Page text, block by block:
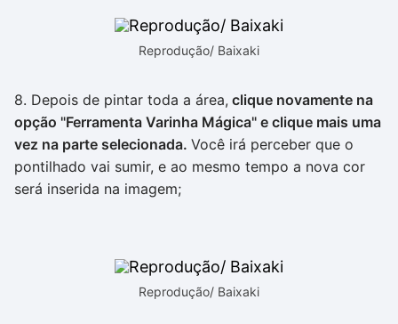
Reprodução/ Baixaki
8. Depois de pintar toda a área, clique novamente na
opção "Ferramenta Varinha Mágica" e clique mais uma
vez na parte selecionada. Você irá perceber que o
pontilhado vai sumir, e ao mesmo tempo a nova cor
será inserida na imagem;
Reprodução/ Baixaki